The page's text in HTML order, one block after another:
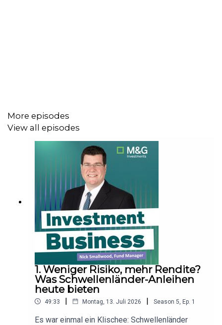
Kapitalmarktstratege
welche Sektoren 2025 Potenzial bieten und warum
Anleger angesichts der aktuellen Marktentwicklung mit
Bedacht vorgehen sollten.
Diese und weitere spannende Themen diskutieren
unsere Experten von M&G Investments in der sechsten
Folge des PodcastsInvestment Business
Host Peter Ehlers.
Im Fokus der Diskussion:
Anleihemärkte 2024 entgegen den Erwartungen
More episodes
View all episodes
1. Weniger Risiko, mehr Rendite?
Was Schwellenländer-Anleihen
heute bieten
49:33 | Montag, 13. Juli 2026 | Season 5 Ep. 1
Es war einmal ein Klischee: Schwellenländer